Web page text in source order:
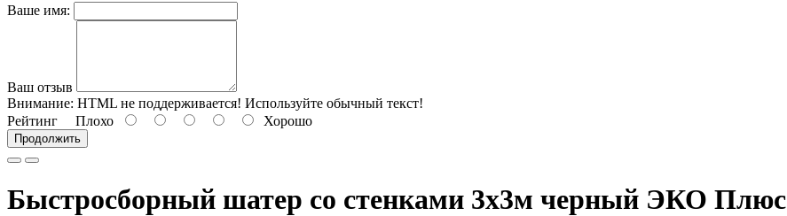
Ваше имя:
Ваш отзыв
Внимание: HTML не поддерживается! Используйте обычный текст!
Рейтинг Плохо Хорошо
Продолжить
Быстросборный шатер со стенками 3х3м черный ЭКО Плюс